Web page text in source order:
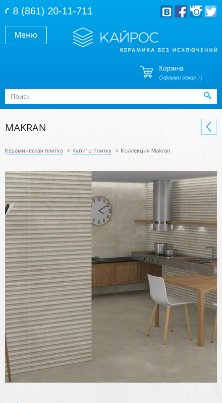
Меню
8 (861) 20-11-711
Корзина
Оформи заказ ;-)
Форма поиска
Поиск
MAKRAN
Керамическая плитка > Купить плитку > Коллекция Makran